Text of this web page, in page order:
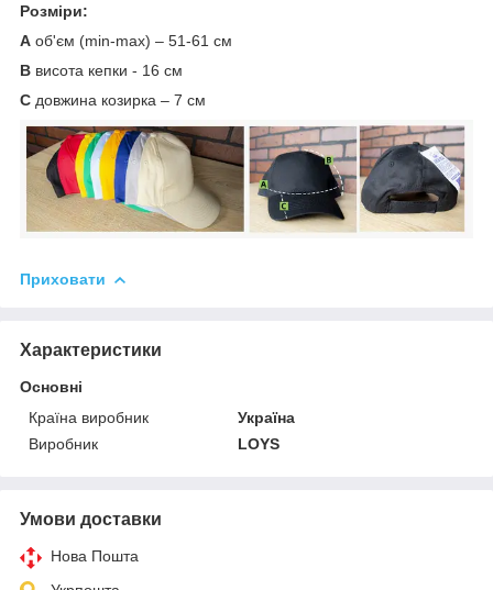
Розміри:
А об'єм (min-max) – 51-61 см
B висота кепки - 16 см
C довжина козирка – 7 см
Приховати
Характеристики
Основні
Країна виробник
Україна
Виробник
LOYS
Умови доставки
Нова Пошта